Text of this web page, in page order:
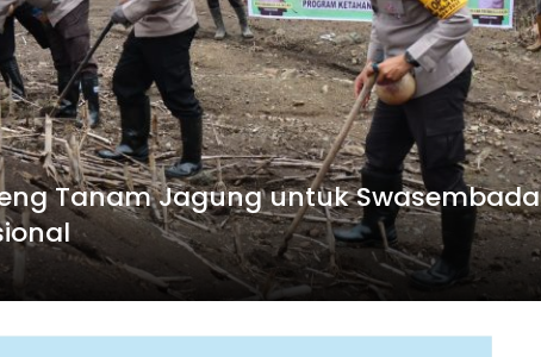
Tanam Jagung untuk Swasembada